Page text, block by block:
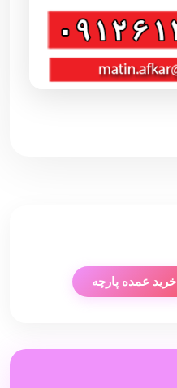
خرید عمده پارچه